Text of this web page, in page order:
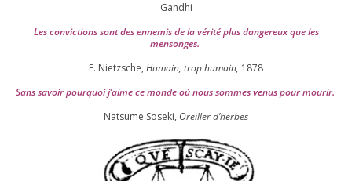
Gandhi
Les convic­tions sont des enne­mis de la véri­té plus dan­ge­reux que les
mensonges.
F. Nietzsche, Humain, trop humain, 1878
Sans savoir pour­quoi j’aime ce monde où nous sommes venus pour mourir.
Natsume Soseki, Oreiller d’herbes